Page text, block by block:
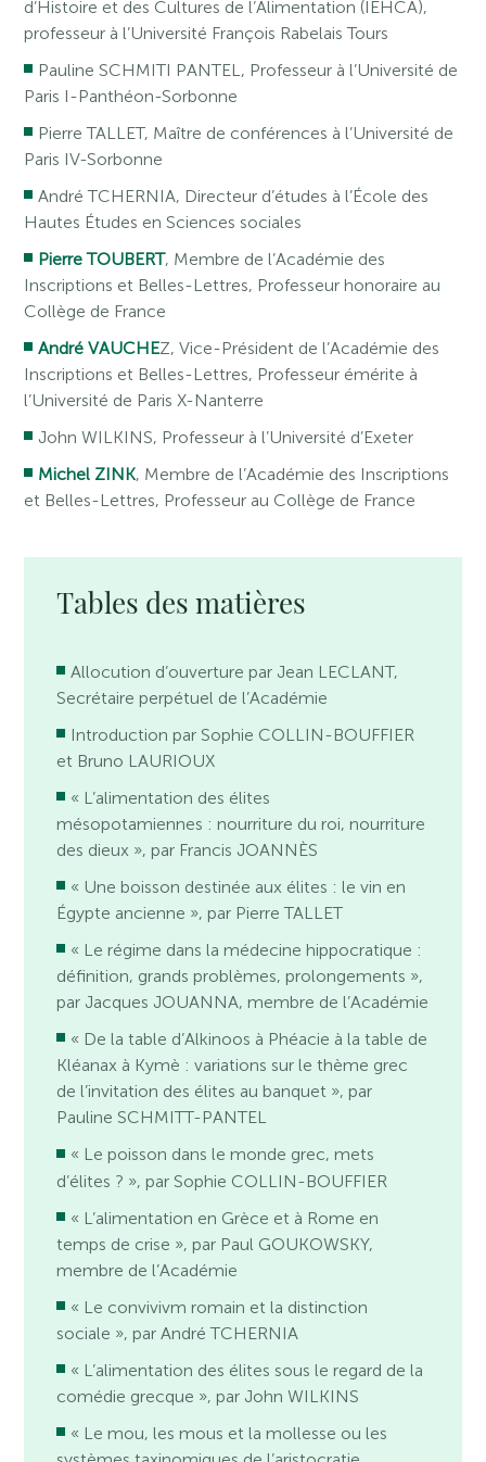
d’Histoire et des Cultures de l’Alimentation (IEHCA),
professeur à l’Université François Rabelais Tours
Pauline SCHMITI PANTEL, Professeur à l’Université de
Paris I-Panthéon-Sorbonne
Pierre TALLET, Maître de conférences à l’Université de
Paris IV-Sorbonne
André TCHERNIA, Directeur d’études à l’École des
Hautes Études en Sciences sociales
Pierre TOUBERT, Membre de l’Académie des
Inscriptions et Belles-Lettres, Professeur honoraire au
Collège de France
André VAUCHEZ, Vice-Président de l’Académie des
Inscriptions et Belles-Lettres, Professeur émérite à
l’Université de Paris X-Nanterre
John WILKINS, Professeur à l’Université d’Exeter
Michel ZINK, Membre de l’Académie des Inscriptions
et Belles-Lettres, Professeur au Collège de France
Tables des matières
Allocution d’ouverture par Jean LECLANT,
Secrétaire perpétuel de l’Académie
Introduction par Sophie COLLIN-BOUFFIER
et Bruno LAURIOUX
« L’alimentation des élites
mésopotamiennes : nourriture du roi, nourriture
des dieux », par Francis JOANNÈS
« Une boisson destinée aux élites : le vin en
Égypte ancienne », par Pierre TALLET
« Le régime dans la médecine hippocratique :
définition, grands problèmes, prolongements »,
par Jacques JOUANNA, membre de l’Académie
« De la table d’Alkinoos à Phéacie à la table de
Kléanax à Kymè : variations sur le thème grec
de l’invitation des élites au banquet », par
Pauline SCHMITT-PANTEL
« Le poisson dans le monde grec, mets
d’élites ? », par Sophie COLLIN-BOUFFIER
« L’alimentation en Grèce et à Rome en
temps de crise », par Paul GOUKOWSKY,
membre de l’Académie
« Le convivivm romain et la distinction
sociale », par André TCHERNIA
« L’alimentation des élites sous le regard de la
comédie grecque », par John WILKINS
« Le mou, les mous et la mollesse ou les